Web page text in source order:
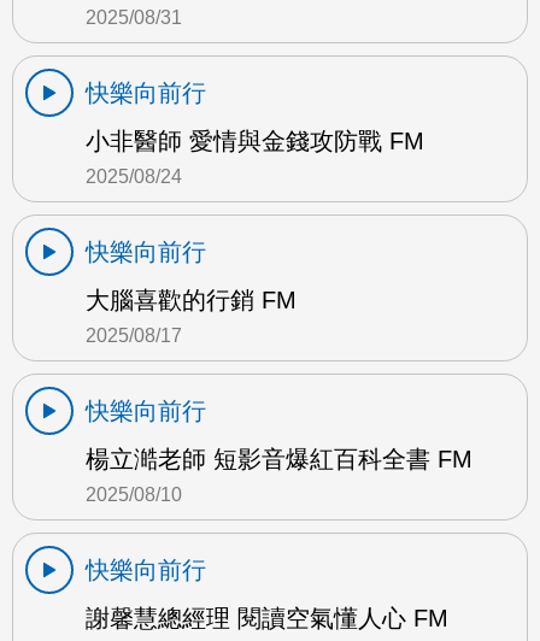
2025/08/31
快樂向前行
小非醫師 愛情與金錢攻防戰 FM
2025/08/24
快樂向前行
大腦喜歡的行銷 FM
2025/08/17
快樂向前行
楊立澔老師 短影音爆紅百科全書 FM
2025/08/10
快樂向前行
謝馨慧總經理 閱讀空氣懂人心 FM